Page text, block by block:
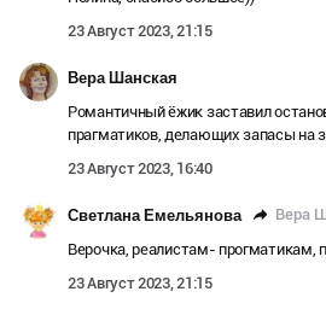
23 Август 2023, 21:15
Вера Шанская
Романтичный ёжик заставил
прагматиков, делающих запасы на
23 Август 2023, 16:40
Светлана Емельянова Вера
Верочка, реалистам- прогматикам,
23 Август 2023, 21:15